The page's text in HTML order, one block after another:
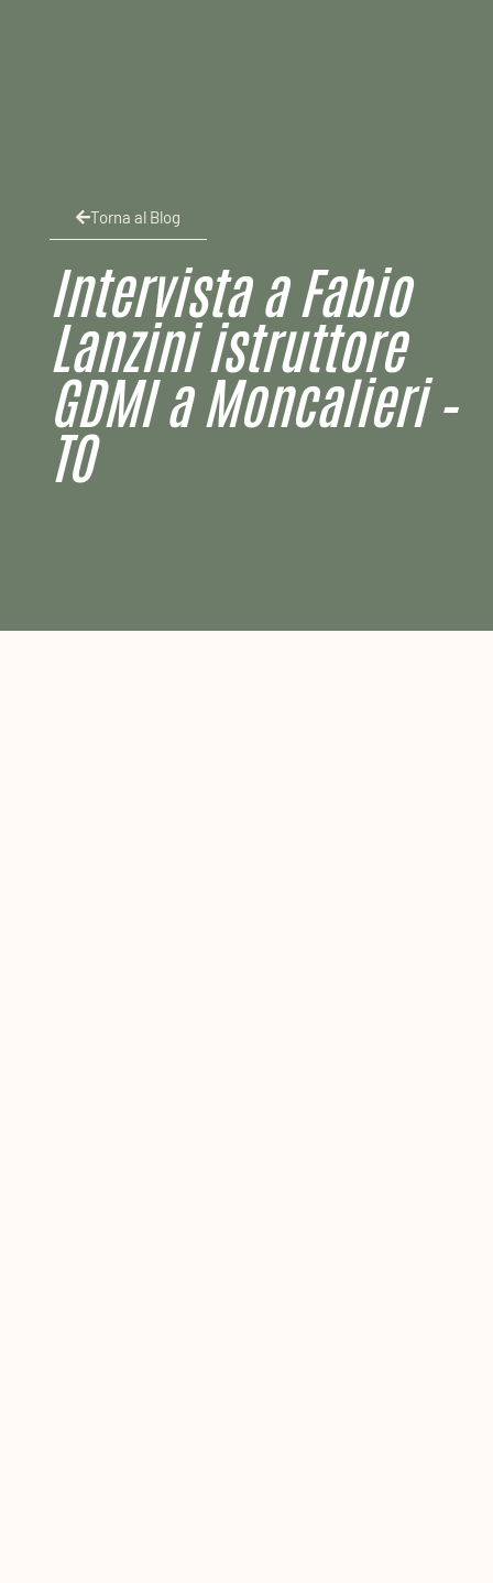
Torna al Blog
Intervista a Fabio
Lanzini istruttore
GDMI a Moncalieri –
TO